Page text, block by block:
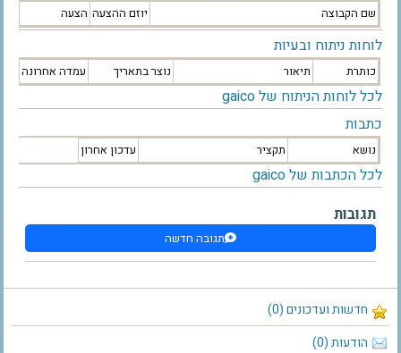
חדשות ועדכונים (0)
הודעות (0)
שם הקבוצה יוזם ההצעה הצעה
לוחות ניתוח ובעיות
כותרת תיאור נוצר בתאריך עמדה אחרונה
לכל לוחות הניתוח של gaico
כתבות
נושא תקציר עדכון אחרון
לכל הכתבות של gaico
תגובות
תגובה חדשה